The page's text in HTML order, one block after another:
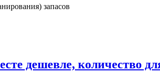
запасов
дешевле, количество